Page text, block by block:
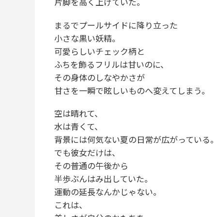
まるでプールサイドに降り立った
小さな黒い妖精。
可愛らしいチェック柄と
ふちを飾るフリルは甘いのに、
その身体のしなやかさが
甘さを一瞬で眩しいものへ変えてしまう。
空は晴れて、
水は青くて、
背景には何気ない夏の日常が広がっている
でも彼女だけは、
その普通の午後から
半歩ぶんはみ出していた。
運動の延長なんかじゃない。
これは、